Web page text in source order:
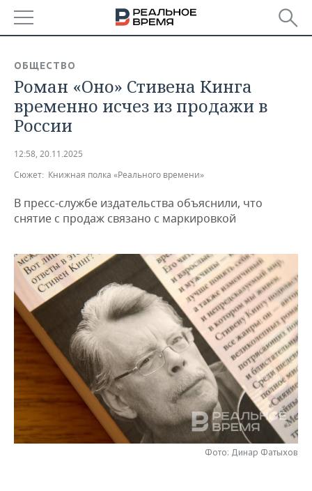
БАШКОРТОСТАН
ТАТАРСТАН
НОВОСТИ
АНАЛИТИКА
ДЕКЛАРАЦИИ О ДОХОДАХ
КОРОЛИ ГОСЗАКАЗА ПФО
КОМУ ПРИНАДЛЕЖАТ
ТОРГОВЫЕ ЦЕНТРЫ
ТАТАРСТАНА
НОВОСТИ ЭКОНОМИКИ
ФИНАНСЫ
БЮДЖЕТ
ИНВЕСТИЦИИ
ПРОМЫШЛЕННОСТЬ
НОВОСТИ
ПРОМЫШЛЕННОСТИ
АГРОПРОМ
МАШИНОСТРОЕНИЕ
НЕФТЕХИМИЯ
НЕФТЬ
ОПК
ЭНЕРГЕТИКА
НЕДВИЖИМОСТЬ
НОВОСТИ АВТО
БИЗНЕС
НОВОСТИ БИЗНЕСА
РОЗНИЧНАЯ ТОРГОВЛЯ
ТРАНСПОРТ
УСЛУГИ
ТЕХНОЛОГИИ
НОВОСТИ ТЕХНОЛОГИЙ
IT
МЕДИА
ТЕЛЕКОММУНИКАЦИИ
МЕРОПРИЯТИЯ
НОВОСТИ МЕРОПРИЯТИЙ
ВЫЕЗДНАЯ РЕДАКЦИЯ
БИЗНЕС-БРАНЧИ
СПОРТ
НОВОСТИ СПОРТА
ФУТБОЛ
ОБЩЕСТВО
НОВОСТИ ОБЩЕСТВА
ФОТОГАЛЕРЕЯ
ОБЩЕСТВО
Роман «Оно» Стивена Кинга
временно исчез из продажи в
России
12:58, 20.11.2025
Сюжет: Книжная полка «Реального времени»
В пресс-службе издательства объяснили, что
снятие с продаж связано с маркировкой
Фото: Динар Фатыхов